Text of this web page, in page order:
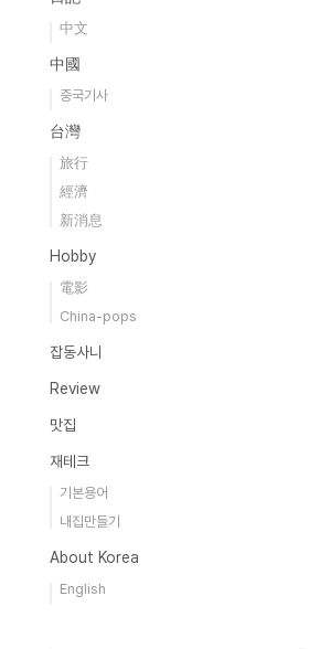
中文
中國
중국기사
台灣
旅行
經濟
新消息
Hobby
電影
China-pops
잡동사니
Review
맛집
재테크
기본용어
내집만들기
About Korea
English